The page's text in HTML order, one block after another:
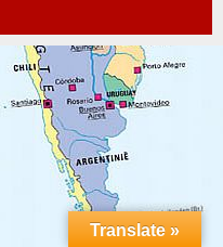
Translate »